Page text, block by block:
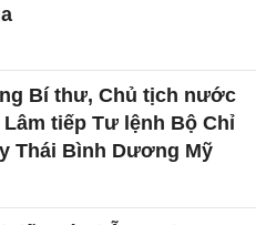
Bí thư, Chủ tịch nước
Lâm tiếp Tư lệnh Bộ Chỉ
Thái Bình Dương Mỹ